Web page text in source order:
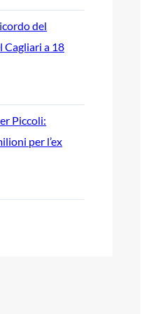
del
Cagliari a 18
Piccoli:
per l’ex